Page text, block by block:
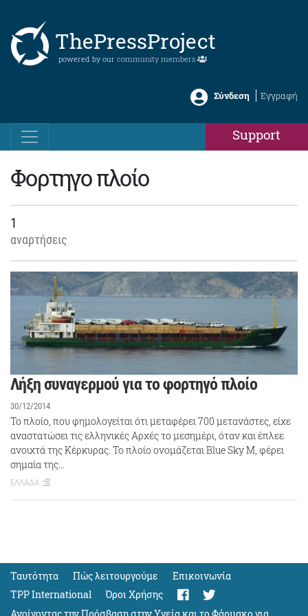
ThePressProject
powered by our community members
Σύνδεση Εγγραφή
Support
Φορτηγο πλοίο
1
αναρτήσεις
Λήξη συναγερμού για το φορτηγό πλοίο
30/12/2014
Το πλοίο, που φημολογείται ότι μεταφέρει 700 μετανάστες, είχε
αναστατώσει τις ελληνικές Αρχές το μεσημέρι, όταν και έπλεε
ανοιχτά της Κέρκυρας. Το πλοίο ονομάζεται Blue Sky M, φέρει
σημαία της…
ΕΛΛΑΔΑ
Ταυτότητα Πώς λειτουργούμε
Eπικοινωνία
TPP International
Όροι Χρήσης